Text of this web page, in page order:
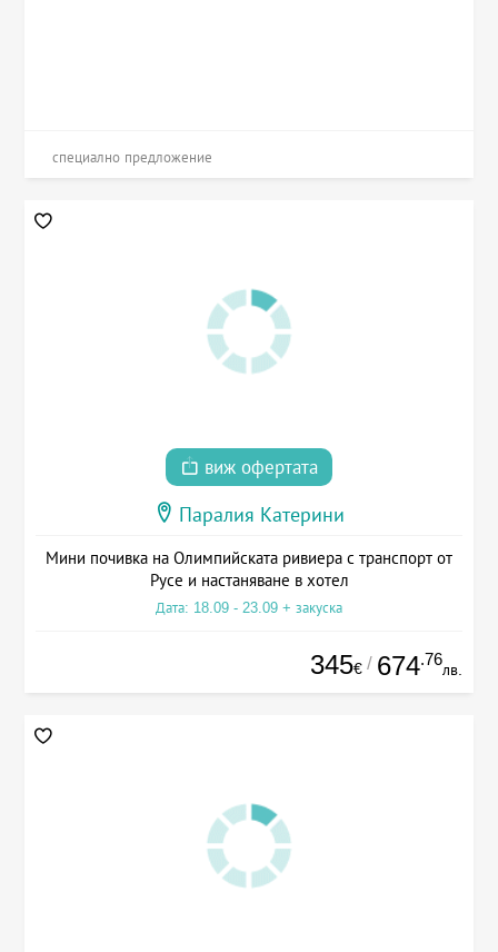
специално предложение
виж офертата
Паралия Катерини
Мини почивка на Олимпийската ривиера с транспорт от
Русе и настаняване в хотел
Дата: 18.09 - 23.09 + закуска
345€ / 674.76
лв.